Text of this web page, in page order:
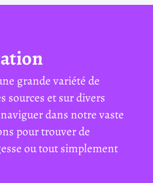
grande variété de
sources et sur divers
dans notre vaste
pour trouver de
ou tout simplement